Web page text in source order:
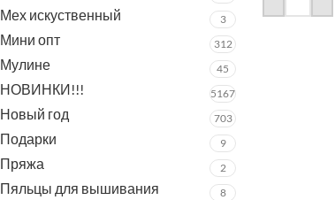
Мех искуственный 3
Мини опт 312
Мулине 45
НОВИНКИ!!! 5167
Новый год 703
Подарки 9
Пряжа 2
Пяльцы для вышивания 8